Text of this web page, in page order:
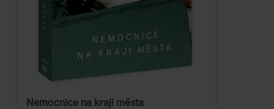
Nemocnice na kraji města